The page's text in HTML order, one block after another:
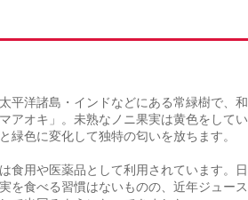
平洋諸島・インドなどにある常緑樹で、和
アオキ」。未熟なノニ果実は黄色をしてい
緑色に変化して独特の匂いを放ちます。
食用や医薬品として利用されています。日
を食べる習慣はないものの、近年ジュース